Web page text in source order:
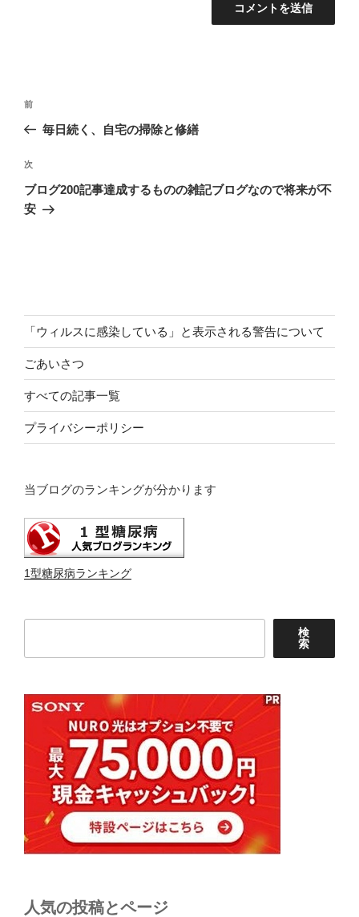
投
ビ
ゲ
ー
前
の
稿
前
毎日続く、自宅の掃除と修繕
次
の
投
次
ブログ200記事達成するものの雑記ブログなので将来が不
安
「ウィルスに感染している」と表示される警告について
ごあいさつ
すべての記事一覧
プライバシーポリシー
当ブログのランキングが分かります
1型糖尿病ランキング
検
索
人気の投稿とページ